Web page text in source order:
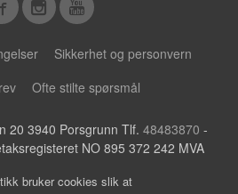
Sikkerhet og personvern
Ofte stilte spørsmål
20 3940 Porsgrunn Tlf. 48483870 -
NO 895 372 242 MVA
bruker cookies slik at